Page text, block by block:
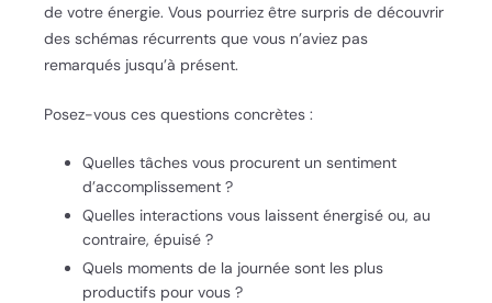
de votre énergie. Vous pourriez être surpris de découvrir
des schémas récurrents que vous n’aviez pas
remarqués jusqu’à présent.
Posez-vous ces questions concrètes :
Quelles tâches vous procurent un sentiment
d’accomplissement ?
Quelles interactions vous laissent énergisé ou, au
contraire, épuisé ?
Quels moments de la journée sont les plus
productifs pour vous ?